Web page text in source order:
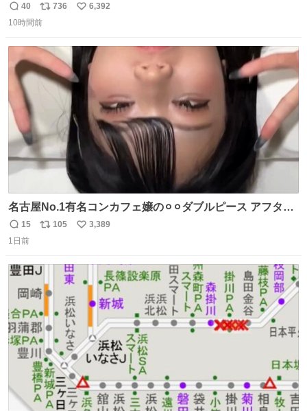
返
信
40
リ
ポ
ト
数
736
い
6,392
10時間前
名古屋No.1有名コンカフェ嬢の⚪︎⚪︎ダブルピース アフター
で毎回これしてくれたらそりゃ通うわw
返
信
15
リ
ト
数
105
い
3,389
1日前